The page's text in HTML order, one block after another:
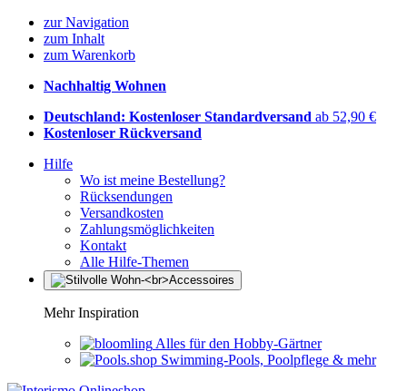
zur Navigation
zum Inhalt
zum Warenkorb
Nachhaltig Wohnen
Deutschland: Kostenloser Standardversand ab 52,90 €
Kostenloser Rückversand
Hilfe
Wo ist meine Bestellung?
Rücksendungen
Versandkosten
Zahlungsmöglichkeiten
Kontakt
Alle Hilfe-Themen
Mehr Inspiration
Alles für den Hobby-Gärtner
Swimming-Pools, Poolpflege & mehr